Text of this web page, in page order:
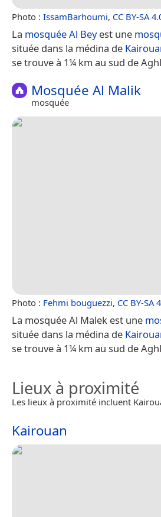
Photo : IssamBarhoumi, CC BY-SA
La mosquée Al Beyest une
située dans la médina de
se trouve à 1¼ km au sud de
Mosquée Al Malik
mosquée
Photo : Fehmi bouguezzi, CC BY-SA
La mosquée Al Malek est une
située dans la médina de
se trouve à 1¼ km au sud de
Lieux à proximité
Les lieux à proximité incluent
Kairouan